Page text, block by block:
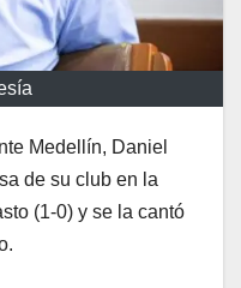
Medellín, Daniel
de su club en la
(1-0) y se la cantó